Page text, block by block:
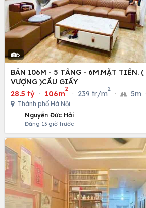
5
BÁN 106M - 5 TẦNG - 6M.MẶT TIỀN. (
VƯỢNG )CẦU GIẤY
28.5 tỷ · 106m
2
· 239 tr/m
2
· 5m
Thành phố Hà Nội
Nguyễn Đức Hải
Đăng 13 giờ trước